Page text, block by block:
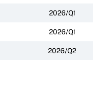
2026/Q1
2026/Q1
2026/Q2